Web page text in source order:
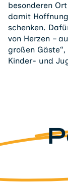
besonderen
damit
schenken.
von Herzen –
großen
Kinder- und